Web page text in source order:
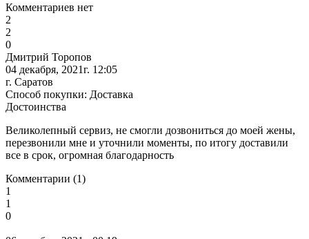
Комментариев нет
2
2
0
Дмитрий Торопов
04 декабря, 2021г. 12:05
г. Саратов
Способ покупки: Доставка
Достоинства
Великолепный сервиз, не смогли дозвониться до моей жены,
перезвонили мне и уточнили моменты, по итогу доставили
все в срок, огромная благодарность
Комментарии (1)
1
1
0